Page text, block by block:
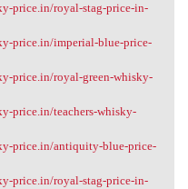
price.in/royal-stag-price-in-
price.in/imperial-blue-price-
price.in/royal-green-whisky-
price.in/teachers-whisky-
price.in/antiquity-blue-price-
price.in/royal-stag-price-in-